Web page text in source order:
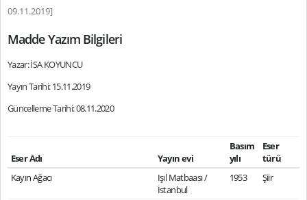
09.11.2019]
Madde Yazım Bilgileri
Yazar: İSA KOYUNCU
Yayın Tarihi: 15.11.2019
Güncelleme Tarihi: 08.11.2020
Eser Adı Yayın evi
Basım
yılı
Eser
türü
Kayın Ağacı
Işıl Matbaası /
İstanbul
1953 Şiir